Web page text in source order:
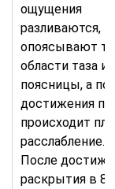
ощущения
разливаются,
опоясывают
области таза и
поясницы, а
достижения
происходит
расслабление.
После
раскрытия в 8